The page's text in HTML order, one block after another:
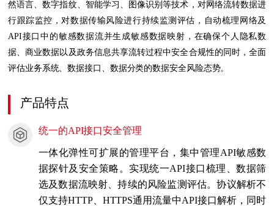
然语言、数字指纹、智能学习、图像识别等技术，对网络流转数据进
行跟踪监控，对数据传输风险进行持续监测评估，自动梳理网络及
API接口中的敏感数据流并生成敏感数据映射，在确保个人隐私数
据、商业数据以及政务信息共享流转过程中安全合规性的同时，全面
评估业务系统、数据接口、数据分类的数据安全风险态势。
产品特点
统一的API接口安全管理
一体化弹性可扩展的管理平台，集中管理API敏感数
据探针及安全策略。实现统一API接口梳理、数据筛
选及数据流映射、持续的风险监测评估。协议解析不
仅支持HTTP、HTTPS通用流量中API接口解析，同时